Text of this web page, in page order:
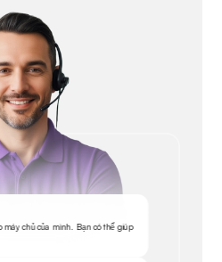
máy chủ của mình. Bạn có thể giúp